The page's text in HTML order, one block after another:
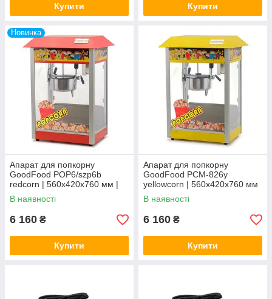
Купити Купити
Новинка
Апарат для попкорну
GoodFood POP6/szp6b
redcorn | 560x420x760 мм |
1.4 кВт | 230В
В наявності
6 160 ₴
Купити
Апарат для попкорну
GoodFood PCM-826y
yellowcorn | 560x420x760 мм
| 1.4 кВт | 230В
В наявності
6 160 ₴
Купити